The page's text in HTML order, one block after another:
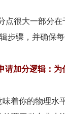
点很大一部分
步骤，并确保每
请加分逻辑：为
着你的物理